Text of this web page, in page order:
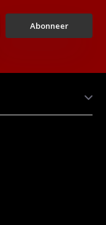
Abonneer